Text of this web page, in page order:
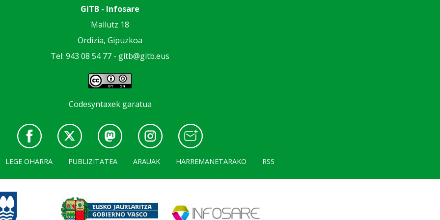
GiTB - Infosare
Mallutz 18
Ordizia, Gipuzkoa
Tel: 943 08 54 77 - gitb@gitb.eus
Codesyntaxek garatua
LEGE OHARRA PUBLIZITATEA ARAUAK HARREMANETARAKO RSS